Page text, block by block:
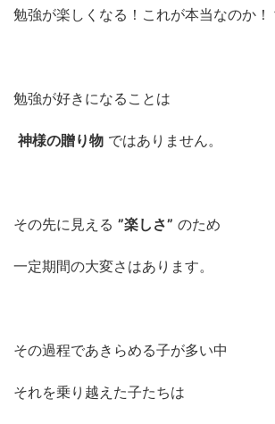
勉強が楽しくなる！これが本当なのか！
勉強が好きになることは
神様の贈り物 ではありません。
その先に見える ”楽しさ” のため
一定期間の大変さはあります。
その過程であきらめる子が多い中
それを乗り越えた子たちは